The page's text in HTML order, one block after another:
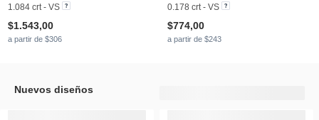
1.084 crt - VS
$1.543,00
a partir de $306
0.178 crt - VS
$774,00
a partir de $243
Nuevos diseños